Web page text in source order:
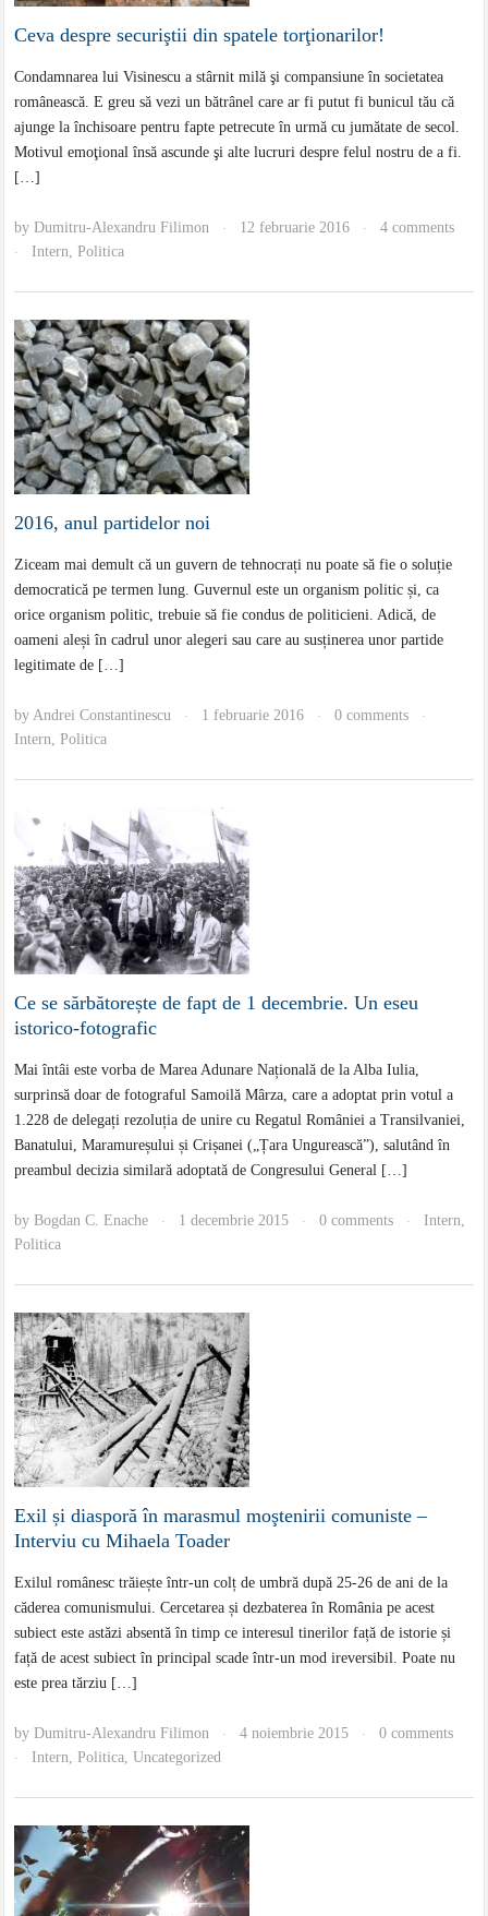
Ceva despre securiştii din spatele torţionarilor!
Condamnarea lui Visinescu a stârnit milă şi compansiune în societatea
românească. E greu să vezi un bătrânel care ar fi putut fi bunicul tău că
ajunge la închisoare pentru fapte petrecute în urmă cu jumătate de secol.
Motivul emoţional însă ascunde şi alte lucruri despre felul nostru de a fi.
[…]
byDumitru-Alexandru Filimon · 12 februarie 2016 · 4 comments
· Intern,Politica
2016, anul partidelor noi
Ziceam mai demult că un guvern de tehnocrați nu poate să fie o soluție
democratică pe termen lung. Guvernul este un organism politic și, ca
orice organism politic, trebuie să fie condus de politicieni. Adică, de
oameni aleși în cadrul unor alegeri sau care au susținerea unor partide
legitimate de […]
byAndrei Constantinescu · 1 februarie 2016 · 0 comments ·
Intern,Politica
Ce se sărbătorește de fapt de 1 decembrie. Un eseu
istorico-fotografic
Mai întâi este vorba de Marea Adunare Națională de la Alba Iulia,
surprinsă doar de fotograful Samoilă Mârza, care a adoptat prin votul a
1.228 de delegați rezoluția de unire cu Regatul României a Transilvaniei,
Banatului, Maramureșului și Crișanei („Țara Ungurească”), salutând în
preambul decizia similară adoptată de Congresului General […]
byBogdan C. Enache · 1 decembrie 2015 · 0 comments · Intern
Politica
Exil și diasporă în marasmul moştenirii comuniste –
Interviu cu Mihaela Toader
Exilul românesc trăiește într-un colț de umbră după 25-26 de ani de la
căderea comunismului. Cercetarea și dezbaterea în România pe acest
subiect este astăzi absentă în timp ce interesul tinerilor față de istorie și
față de acest subiect în principal scade într-un mod ireversibil. Poate nu
este prea tărziu […]
byDumitru-Alexandru Filimon · 4 noiembrie 2015 · 0 comments
· Intern ,Politica ,Uncategorized